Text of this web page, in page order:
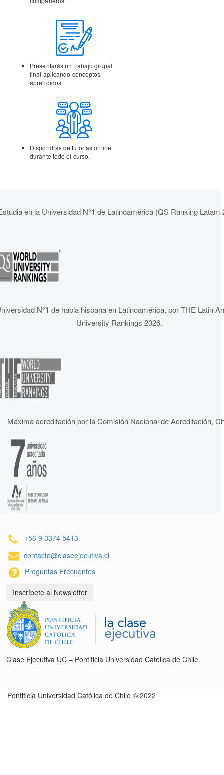
Presentarás un trabajo grupal
final aplicando conceptos
aprendidos.
Dispondrás de tutoríasonline
durante todo el curso.
en la Universidad N°1 de Latinoamérica (QS Ranking Latam
N°1 de habla hispana en Latinoamérica, por THE Latin
University Rankings 2026.
Máxima acreditación por la Comisión Nacional de Acreditación,
+56 9 3374 5413
contacto@claseejecutiva.cl
Preguntas Frecuentes
Inscríbete al Newsletter
Clase Ejecutiva UC – Pontificia Universidad Católica de Chile.
Pontificia Universidad Católica de Chile © 2022